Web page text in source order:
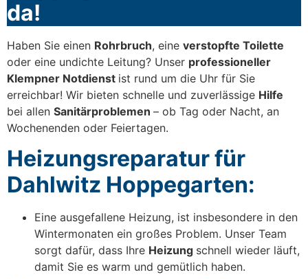
da!
Haben Sie einen Rohrbruch, eine verstopfte Toilette
oder eine undichte Leitung? Unser professioneller
Klempner Notdienst ist rund um die Uhr für Sie
erreichbar! Wir bieten schnelle und zuverlässige Hilfe
bei allen Sanitärproblemen – ob Tag oder Nacht, an
Wochenenden oder Feiertagen.
Heizungsreparatur für
Dahlwitz Hoppegarten:
Eine ausgefallene Heizung, ist insbesondere in den
Wintermonaten ein großes Problem. Unser Team
sorgt dafür, dass Ihre Heizung schnell wieder läuft,
damit Sie es warm und gemütlich haben.